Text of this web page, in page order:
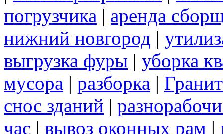
погрузчика | аренда
нижний новгород |
выгрузка фуры | уборка
мусора | разборка |
снос зданий |
час | вывоз оконных рам |